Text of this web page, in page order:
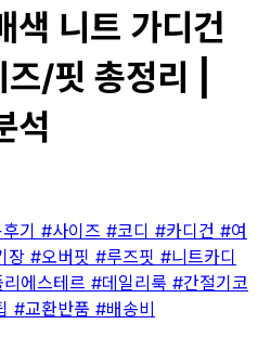
색 니트 가디건
/핏 총정리 |
석
기 #사이즈 #코디 #카디건 #여
장 #오버핏 #루즈핏 #니트카디
에스테르 #데일리룩 #간절기코
#교환반품 #배송비